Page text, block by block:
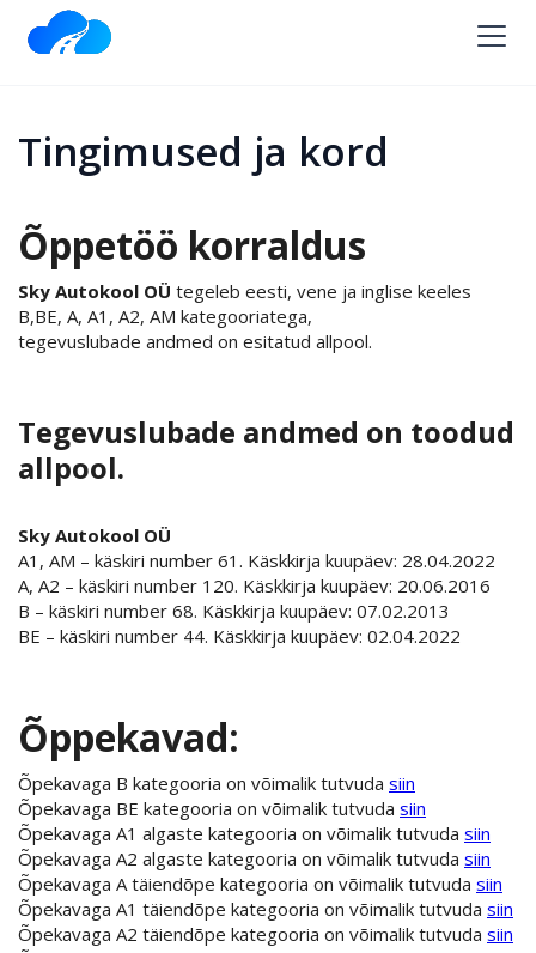
Tingimused ja kord
Õppetöö korraldus
Sky Autokool OÜ tegeleb eesti, vene ja inglise keeles
В,ВЕ, А, A1, А2, AM kategooriatega,
tegevuslubade andmed on esitatud allpool.
Tegevuslubade andmed on toodud
allpool.
Sky Autokool OÜ
A1, AM – käskiri number 61. Käskkirja kuupäev: 28.04.2022
A, A2 – käskiri number 120. Käskkirja kuupäev: 20.06.2016
B – käskiri number 68. Käskkirja kuupäev: 07.02.2013
BE – käskiri number 44. Käskkirja kuupäev: 02.04.2022
Õppekavad:
Õpekavaga B kategooria on võimalik tutvuda siin
Õpekavaga BE kategooria on võimalik tutvuda siin
Õpekavaga A1 algaste kategooria on võimalik tutvuda siin
Õpekavaga A2 algaste kategooria on võimalik tutvuda siin
Õpekavaga A täiendõpe kategooria on võimalik tutvuda siin
Õpekavaga A1 täiendõpe kategooria on võimalik tutvuda siin
Õpekavaga A2 täiendõpe kategooria on võimalik tutvuda siin